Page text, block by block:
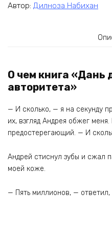
Автор: Дилноза Набихан
О чем книга «Дань
авторитета»
— И сколько, — я на секунду
их, взгляд Андрея обжег
предостерегающий. — И
Андрей стиснул зубы и сжал
моей коже.
— Пять миллионов, —